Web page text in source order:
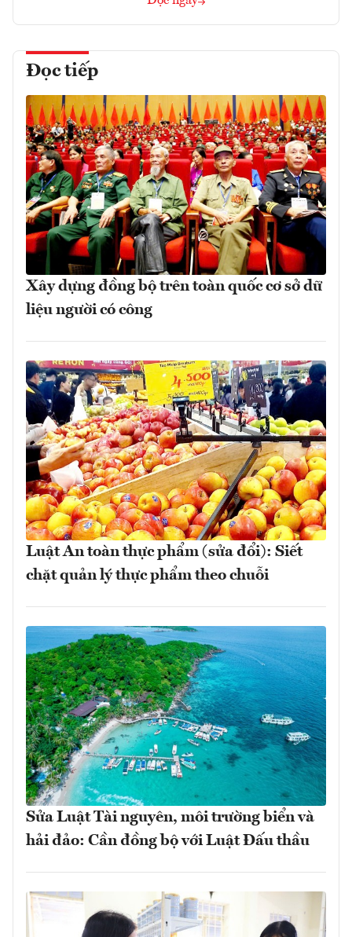
Đọc tiếp
Xây dựng đồng bộ trên toàn quốc cơ sở dữ
liệu người có công
Luật An toàn thực phẩm (sửa đổi): Siết
chặt quản lý thực phẩm theo chuỗi
Sửa Luật Tài nguyên, môi trường biển và
hải đảo: Cần đồng bộ với Luật Đấu thầu